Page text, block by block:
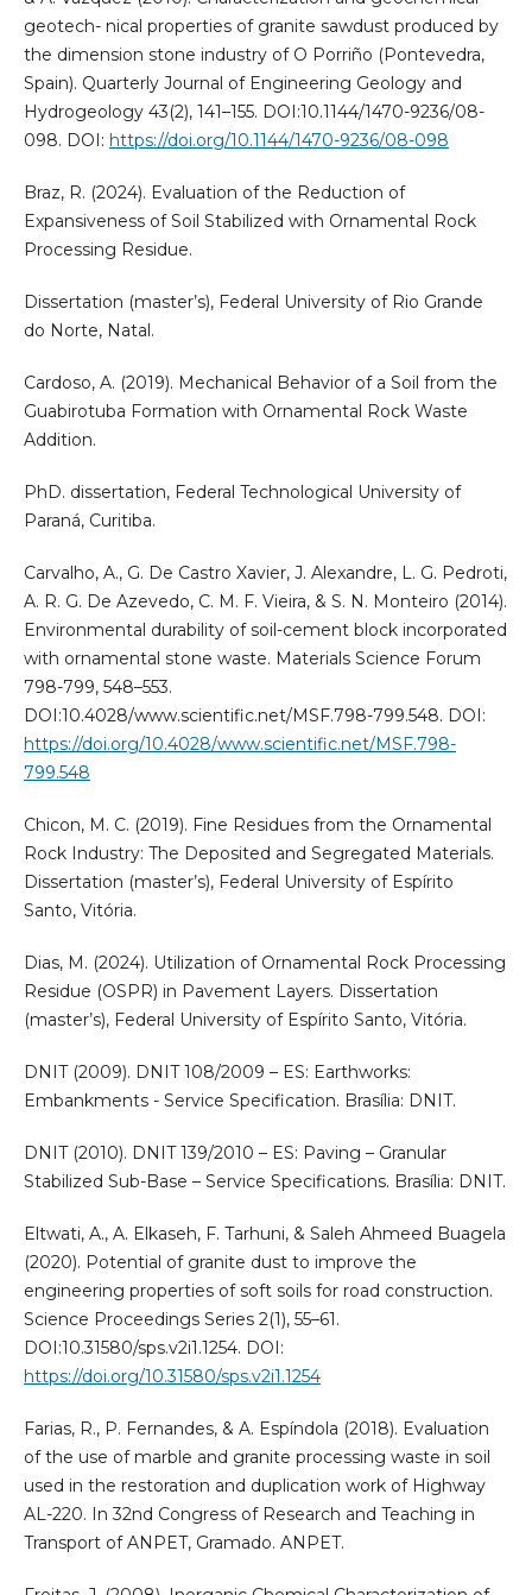
geotech- nical properties of granite sawdust produced by
the dimension stone industry of O Porriño (Pontevedra,
Spain). Quarterly Journal of Engineering Geology and
Hydrogeology 43(2), 141–155. DOI:10.1144/1470-9236/08-
098. DOI: https://doi.org/10.1144/1470-9236/08-098
Braz, R. (2024). Evaluation of the Reduction of
Expansiveness of Soil Stabilized with Ornamental Rock
Processing Residue.
Dissertation (master’s), Federal University of Rio Grande
do Norte, Natal.
Cardoso, A. (2019). Mechanical Behavior of a Soil from the
Guabirotuba Formation with Ornamental Rock Waste
Addition.
PhD. dissertation, Federal Technological University of
Paraná, Curitiba.
Carvalho, A., G. De Castro Xavier, J. Alexandre, L. G. Pedroti,
A. R. G. De Azevedo, C. M. F. Vieira, & S. N. Monteiro (2014).
Environmental durability of soil-cement block incorporated
with ornamental stone waste. Materials Science Forum
798-799, 548–553.
DOI:10.4028/www.scientific.net/MSF.798-799.548. DOI:
https://doi.org/10.4028/www.scientific.net/MSF.798-
799.548
Chicon, M. C. (2019). Fine Residues from the Ornamental
Rock Industry: The Deposited and Segregated Materials.
Dissertation (master’s), Federal University of Espírito
Santo, Vitória.
Dias, M. (2024). Utilization of Ornamental Rock Processing
Residue (OSPR) in Pavement Layers. Dissertation
(master’s), Federal University of Espírito Santo, Vitória.
DNIT (2009). DNIT 108/2009 – ES: Earthworks:
Embankments - Service Specification. Brasília: DNIT.
DNIT (2010). DNIT 139/2010 – ES: Paving – Granular
Stabilized Sub-Base – Service Specifications. Brasília: DNIT.
Eltwati, A., A. Elkaseh, F. Tarhuni, & Saleh Ahmeed Buagela
(2020). Potential of granite dust to improve the
engineering properties of soft soils for road construction.
Science Proceedings Series 2(1), 55–61.
DOI:10.31580/sps.v2i1.1254. DOI:
https://doi.org/10.31580/sps.v2i1.1254
Farias, R., P. Fernandes, & A. Espíndola (2018). Evaluation
of the use of marble and granite processing waste in soil
used in the restoration and duplication work of Highway
AL-220. In 32nd Congress of Research and Teaching in
Transport of ANPET, Gramado. ANPET.